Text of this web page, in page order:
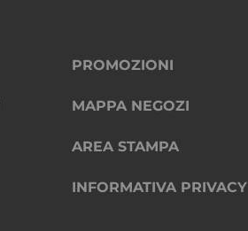
PROMOZIONI
MAPPA NEGOZI
AREA STAMPA
INFORMATIVA PRIVACY